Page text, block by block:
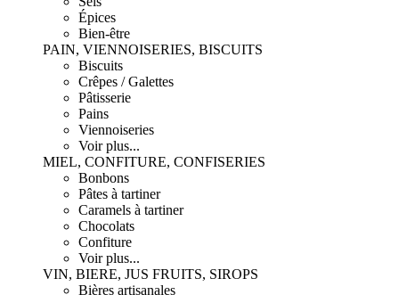
Épices
Bien-être
PAIN, VIENNOISERIES, BISCUITS
Biscuits
Crêpes / Galettes
Pâtisserie
Pains
Viennoiseries
Voir plus...
MIEL, CONFITURE, CONFISERIES
Bonbons
Pâtes à tartiner
Caramels à tartiner
Chocolats
Confiture
Voir plus...
VIN, BIERE, JUS FRUITS, SIROPS
Bières artisanales